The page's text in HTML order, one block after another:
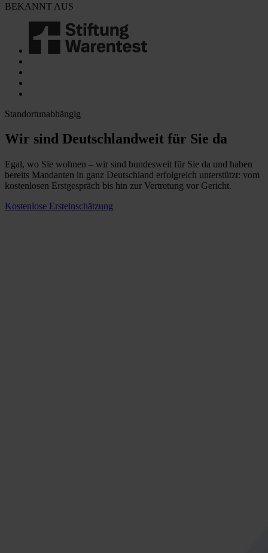
BEKANNT AUS
Standortunabhängig
Wir sind Deutschlandweit für Sie da
Egal, wo Sie wohnen – wir sind bundesweit für Sie da und haben
bereits Mandanten in ganz Deutschland erfolgreich unterstützt: vom
kostenlosen Erstgespräch bis hin zur Vertretung vor Gericht.
Kostenlose Ersteinschätzung